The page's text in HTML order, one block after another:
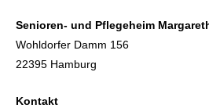
Senioren- und Pflegeheim
Wohldorfer Damm 156
22395 Hamburg
Kontakt